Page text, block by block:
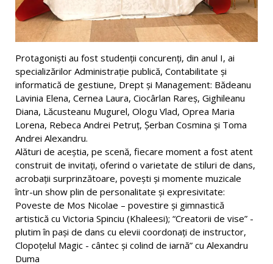
Protagoniști au fost studenții concurenți, din anul I, ai
specializărilor Administrație publică, Contabilitate și
informatică de gestiune, Drept și Management: Bădeanu
Lavinia Elena, Cernea Laura, Ciocârlan Rareș, Gighileanu
Diana, Lăcusteanu Mugurel, Ologu Vlad, Oprea Maria
Lorena, Rebeca Andrei Petruț, Șerban Cosmina și Toma
Andrei Alexandru.
Alături de aceștia, pe scenă, fiecare moment a fost atent
construit de invitați, oferind o varietate de stiluri de dans,
acrobații surprinzătoare, povești și momente muzicale
într-un show plin de personalitate și expresivitate:
Poveste de Mos Nicolae – povestire și gimnastică
artistică cu Victoria Spinciu (Khaleesi); “Creatorii de vise” -
plutim în pași de dans cu elevii coordonați de instructor,
Clopoțelul Magic - cântec și colind de iarnă” cu Alexandru
Duma